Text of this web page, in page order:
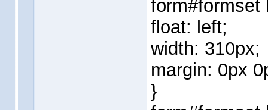
form#formset
float: left;
width: 310px;
margin: 0px
}